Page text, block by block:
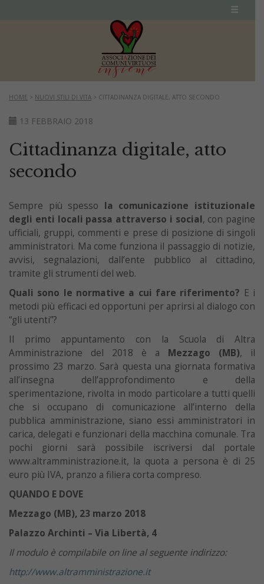
HOME > NUOVI STILI DI VITA > CITTADINANZA DIGITALE, ATTO SECONDO
13 FEBBRAIO 2018
Cittadinanza digitale, atto
secondo
Sempre più spesso la comunicazione istituzionale
degli enti locali passa attraverso i social, con pagine
ufficiali, gruppi, commenti e prese di posizione di singoli
amministratori. Ma come funziona il passaggio di notizie,
avvisi, segnalazioni, dall’ente pubblico al cittadino,
tramite gli strumenti del web.
Quali sono le normative a cui fare riferimento? E i
metodi più efficaci ed opportuni per aprirsi al dialogo con
“gli utenti”?
Il primo appuntamento con la Scuola di Altra
Amministrazione del 2018 è a Mezzago (MB), il
prossimo 23 marzo. Sarà questa una giornata formativa
all’insegna dell’approfondimento e della
sperimentazione, rivolta in modo particolare a tutti quelli
che si occupano di comunicazione all’interno della
pubblica amministrazione, siano essi amministratori in
carica, delegati e funzionari della macchina comunale. Tra
pochi giorni sarà possibile iscriversi dal portale
www.altramministrazione.it, la quota a persona è di 25
euro più IVA, pranzo a filiera corta compreso.
QUANDO E DOVE
Mezzago (MB), 23 marzo 2018
Palazzo Archinti – Via Libertà, 4
Il modulo è compilabile on line al seguente indirizzo:
http://www.altramministrazione.it